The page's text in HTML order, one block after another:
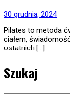
30 grudnia, 2024
Pilates to metoda
ciałem,
ostatnich […]
Szukaj